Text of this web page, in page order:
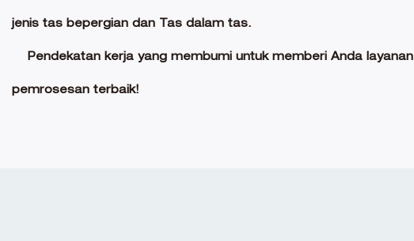
jenis tas bepergian dan Tas dalam tas.
Pendekatan kerja yang membumi untuk memberi Anda layanan
pemrosesan terbaik!